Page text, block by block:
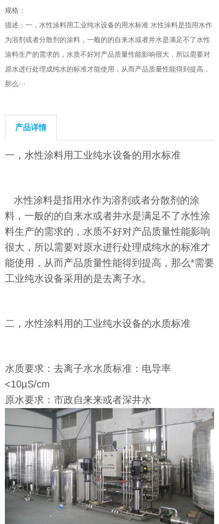
规格：
描述：一，水性涂料用工业纯水设备的用水标准 水性涂料是指用水作
为溶剂或者分散剂的涂料，一般的的自来水或者井水是满足不了水性
涂料生产的需求的，水质不好对产品质量性能影响很大，所以需要对
原水进行处理成纯水的标准才能使用，从而产品质量性能得到提高，
那么···
产品详情
一，水性涂料用工业纯水设备的用水标准
水性涂料是指用水作为溶剂或者分散剂的涂
料，一般的的自来水或者井水是满足不了水性涂
料生产的需求的，水质不好对产品质量性能影响
很大，所以需要对原水进行处理成纯水的标准才
能使用，从而产品质量性能得到提高，那么*需要
工业纯水设备采用的是去离子水。
二，水性涂料用的工业纯水设备的水质标准
水质要求：去离子水水质标准：电导率
<10µS/cm
原水要求：市政自来来或者深井水